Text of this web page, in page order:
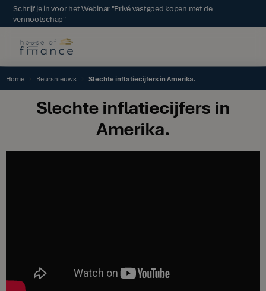
Schrijf je in voor het Webinar "Privé vastgoed kopen met de
vennootschap"
Home Beursnieuws Slechte inflatiecijfers in Amerika.
Slechte inflatiecijfers in
Amerika.